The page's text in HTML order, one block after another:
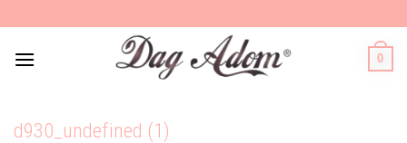
to
content
0
d930_undefined (1)